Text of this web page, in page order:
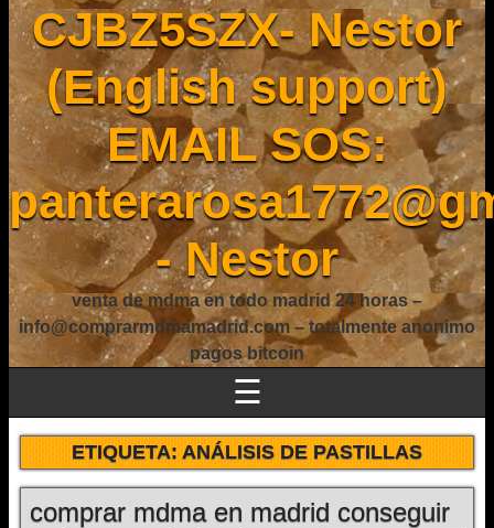
CJBZ5SZX- Nestor
(English support)
EMAIL SOS:
- Nestor
venta de mdma en todo madrid 24 horas –
info@comprarmdmamadrid.com – totalmente anonimo
pagos bitcoin
☰
ETIQUETA:ANÁLISIS DE PASTILLAS
comprar mdma en madrid conseguir